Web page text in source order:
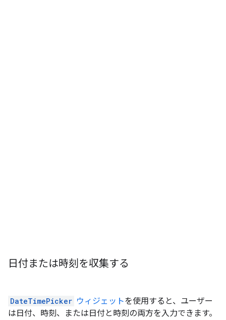
日付または時刻を収集する
DateTimePicker ウィジェットを使用すると、ユーザー
は日付、時刻、または日付と時刻の両方を入力できます。